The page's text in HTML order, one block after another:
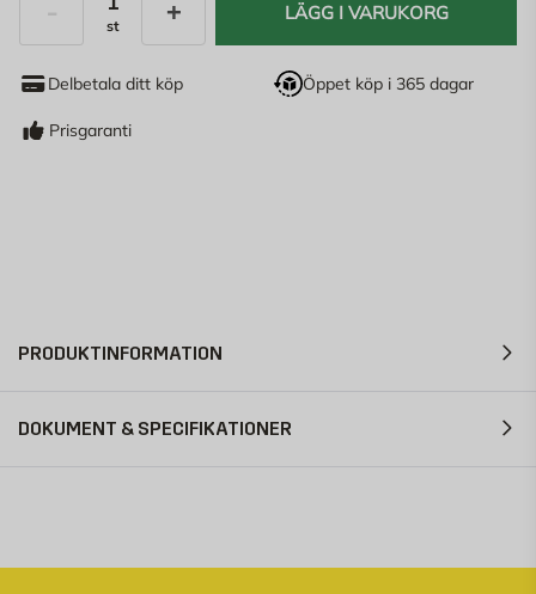
st
LÄGG I VARUKORG
Delbetala ditt köp Öppet köp i 365 dagar
Prisgaranti
PRODUKTINFORMATION
DOKUMENT & SPECIFIKATIONER